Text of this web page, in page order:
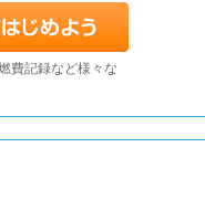
費記録など様々な